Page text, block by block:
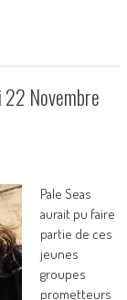
22 Novembre
Pale Seas
aurait pu faire
partie de ces
jeunes
groupes
prometteurs